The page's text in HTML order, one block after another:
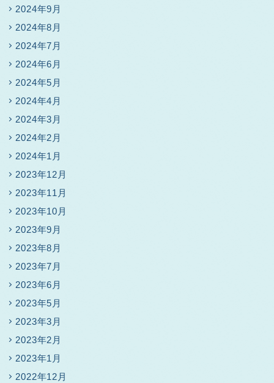
2024年9月
2024年8月
2024年7月
2024年6月
2024年5月
2024年4月
2024年3月
2024年2月
2024年1月
2023年12月
2023年11月
2023年10月
2023年9月
2023年8月
2023年7月
2023年6月
2023年5月
2023年3月
2023年2月
2023年1月
2022年12月